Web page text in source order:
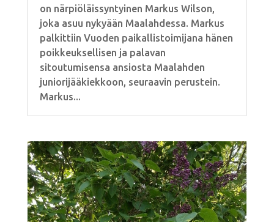
on närpiöläissyntyinen Markus Wilson,
joka asuu nykyään Maalahdessa. Markus
palkittiin Vuoden paikallistoimijana hänen
poikkeuksellisen ja palavan
sitoutumisensa ansiosta Maalahden
juniorijääkiekkoon, seuraavin perustein.
Markus...